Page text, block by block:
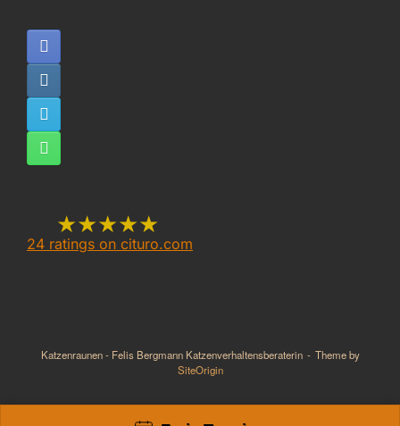
Katzenverhaltensberaterin,
Katzenpsychologin,
★★★★★
24 ratings on cituro.com
Katzenraunen - Felis Bergmann Katzenverhaltensberaterin
Theme by
SiteOrigin